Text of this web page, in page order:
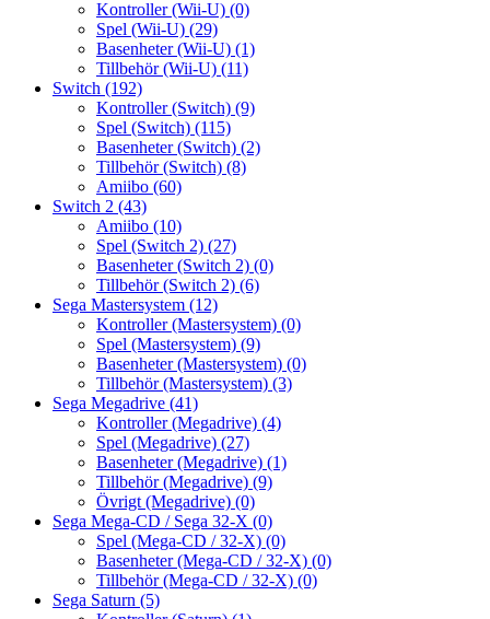
Kontroller (Wii-U) (0)
Spel (Wii-U) (29)
Basenheter (Wii-U) (1)
Tillbehör (Wii-U) (11)
Switch (192)
Kontroller (Switch) (9)
Spel (Switch) (115)
Basenheter (Switch) (2)
Tillbehör (Switch) (8)
Amiibo (60)
Switch 2 (43)
Amiibo (10)
Spel (Switch 2) (27)
Basenheter (Switch 2) (0)
Tillbehör (Switch 2) (6)
Sega Mastersystem (12)
Kontroller (Mastersystem) (0)
Spel (Mastersystem) (9)
Basenheter (Mastersystem) (0)
Tillbehör (Mastersystem) (3)
Sega Megadrive (41)
Kontroller (Megadrive) (4)
Spel (Megadrive) (27)
Basenheter (Megadrive) (1)
Tillbehör (Megadrive) (9)
Övrigt (Megadrive) (0)
Sega Mega-CD / Sega 32-X (0)
Spel (Mega-CD / 32-X) (0)
Basenheter (Mega-CD / 32-X) (0)
Tillbehör (Mega-CD / 32-X) (0)
Sega Saturn (5)